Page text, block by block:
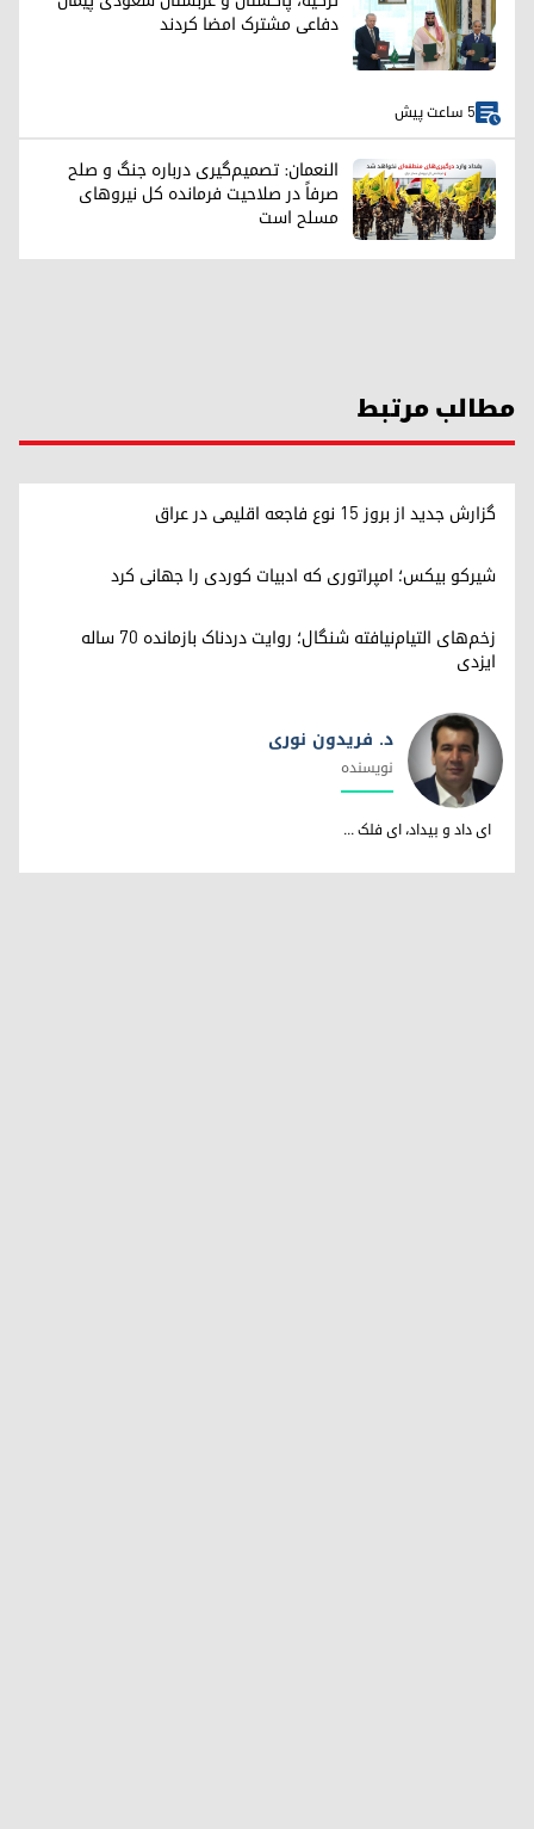
دفاعی مشترک امضا کردند
5 ساعت پیش
النعمان: تصمیم‌گیری درباره جنگ و صلح
صرفاً در صلاحیت فرمانده کل نیروهای
مسلح است
مطالب مرتبط
گزارش جدید از بروز ۱۵ نوع فاجعه اقلیمی در عراق
شیرکو بیکس؛ امپراتوری کە ادبیات کوردی را جهانی کرد
زخم‌های التیام‌نیافته شنگال؛ روایت دردناک بازمانده ۷۰ ساله
ایزدی
د. فریدون نوری
د. فریدون نوری
نویسندە
ای داد و بیداد، ای فلک ...